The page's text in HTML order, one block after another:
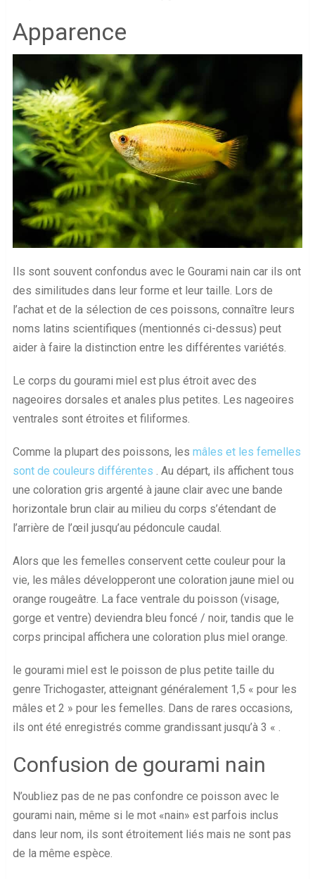
Apparence
Ils sont souvent confondus avec le Gourami nain car ils ont
des similitudes dans leur forme et leur taille. Lors de
l’achat et de la sélection de ces poissons, connaître leurs
noms latins scientifiques (mentionnés ci-dessus) peut
aider à faire la distinction entre les différentes variétés.
Le corps du gourami miel est plus étroit avec des
nageoires dorsales et anales plus petites. Les nageoires
ventrales sont étroites et filiformes.
Comme la plupart des poissons, les mâles et les femelles
sont de couleurs différentes . Au départ, ils affichent tous
une coloration gris argenté à jaune clair avec une bande
horizontale brun clair au milieu du corps s’étendant de
l’arrière de l’œil jusqu’au pédoncule caudal.
Alors que les femelles conservent cette couleur pour la
vie, les mâles développeront une coloration jaune miel ou
orange rougeâtre. La face ventrale du poisson (visage,
gorge et ventre) deviendra bleu foncé / noir, tandis que le
corps principal affichera une coloration plus miel orange.
le gourami miel est le poisson de plus petite taille du
genre Trichogaster, atteignant généralement 1,5 « pour les
mâles et 2 » pour les femelles. Dans de rares occasions,
ils ont été enregistrés comme grandissant jusqu’à 3 « .
Confusion de gourami nain
N’oubliez pas de ne pas confondre ce poisson avec le
gourami nain, même si le mot «nain» est parfois inclus
dans leur nom, ils sont étroitement liés mais ne sont pas
de la même espèce.